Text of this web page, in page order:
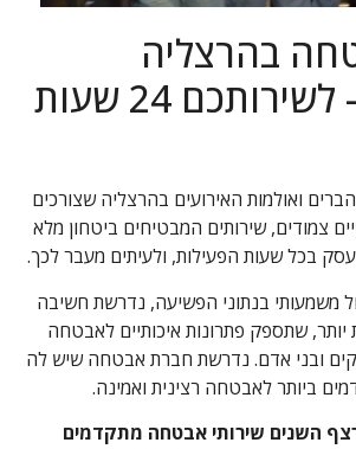
בהרצליה
והסביבה – לשירותכם 24 שעות
ואולמות האירועים בהרצליה שצורכים
צמודים, שירותים המבטיחים ביטחון מלא
בכל שעות הפעילות, ולעיתים מעבר לכך.
משמעותי בנתוני הפשיעה, נדרשת חשיבה
שתספק פתרונות איכותיים לאבטחה
ובני אדם. נדרשת חברת אבטחה שיש לה
ביותר לאבטחה רצינית ואמינה.
השנים שירותי אבטחה מתקדמים